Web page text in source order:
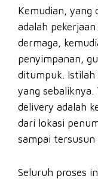
Kemudian, yang
adalah
dermaga,
penyimpanan,
ditumpuk.
yang
delivery adalah
dari lokasi
sampai tersusun
Seluruh proses